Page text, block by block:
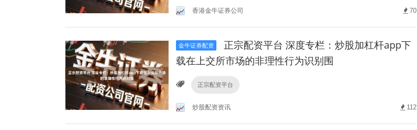
香港金牛证券公司 70
金牛证券配资
正宗配资平台 深度专栏：炒股加杠杆app下
载在上交所市场的非理性行为识别围
正宗配资平台
炒股配资资讯 112